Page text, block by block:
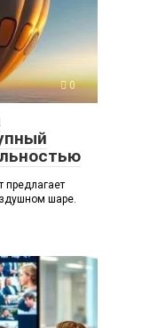
0
предлагает
шаре.